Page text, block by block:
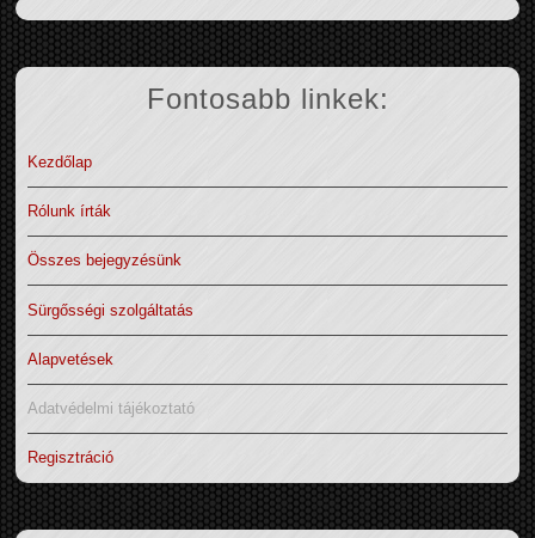
Fontosabb linkek:
Kezdőlap
Rólunk írták
Összes bejegyzésünk
Sürgősségi szolgáltatás
Alapvetések
Adatvédelmi tájékoztató
Regisztráció